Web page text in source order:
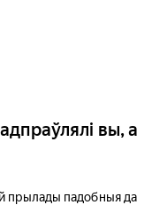
вы, а
прылады падобныя да